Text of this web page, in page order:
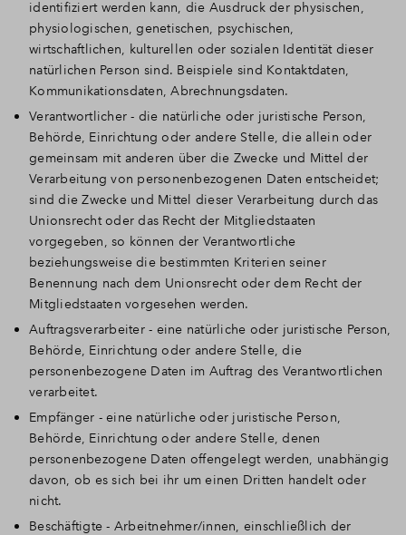
identifiziert werden kann, die Ausdruck der physischen,
physiologischen, genetischen, psychischen,
wirtschaftlichen, kulturellen oder sozialen Identität dieser
natürlichen Person sind. Beispiele sind Kontaktdaten,
Kommunikationsdaten, Abrechnungsdaten.
Verantwortlicher - die natürliche oder juristische Person,
Behörde, Einrichtung oder andere Stelle, die allein oder
gemeinsam mit anderen über die Zwecke und Mittel der
Verarbeitung von personenbezogenen Daten entscheidet;
sind die Zwecke und Mittel dieser Verarbeitung durch das
Unionsrecht oder das Recht der Mitgliedstaaten
vorgegeben, so können der Verantwortliche
beziehungsweise die bestimmten Kriterien seiner
Benennung nach dem Unionsrecht oder dem Recht der
Mitgliedstaaten vorgesehen werden.
Auftragsverarbeiter - eine natürliche oder juristische Person,
Behörde, Einrichtung oder andere Stelle, die
personenbezogene Daten im Auftrag des Verantwortlichen
verarbeitet.
Empfänger - eine natürliche oder juristische Person,
Behörde, Einrichtung oder andere Stelle, denen
personenbezogene Daten offengelegt werden, unabhängig
davon, ob es sich bei ihr um einen Dritten handelt oder
nicht.
Beschäftigte - Arbeitnehmer/innen, einschließlich der